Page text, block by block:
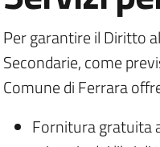
Per garantire il Diritto
Secondarie, come
Comune di Ferrara
Fornitura gratuita